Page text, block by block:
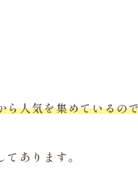
ら人気を集めているの
あります。